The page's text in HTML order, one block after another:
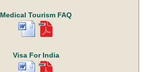
Medical Tourism FAQ
Visa For India